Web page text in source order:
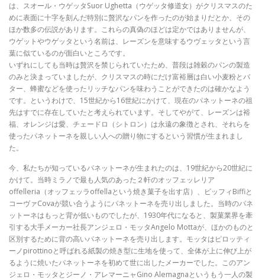
は、スオール・ウゲッタSuor Ughetta（ウゲッタ修道女）がクリスマスのた
めに表面に十字を刻んだ特別に贅沢なパンを作ったのが始まりだとか、その
ほか数多の伝説があります。これらの真偽のほどは定かではありませんが、
ウゲットやウゲッタという名前は、レーズンを意味するウヴェッタという言
葉に似ているのが面白いところです。
いずれにしても当時は贅沢を禁じられていたため、普段は雑穀のパンの製造
のみと決まっていましたが、クリスマスの時にだけ富裕層は白い小麦粉とバ
ター、蜂蜜などを使ったリッチなパンを味わうことができたのは確かなよう
です。というわけで、15世紀から16世紀にかけて、現在のパネットーネの祖
先はすでに存在していたと考えられています。そしてやがて、レーズンは裕
福、オレンジは愛、チェードロ（シトロン）は永遠の象徴とされ、それらを
使ったパネットーネを親しい人への贈り物にするという習慣が生まれまし
た。
今、私たちが知っているパネットーネが生まれたのは、19世紀から20世紀に
かけて。当時ミラノで最も人気のあった２軒のオッフェッレリア
offelleria（オッフェッラoffellaという焼き菓子を出す店）、ビッフィBiffiと
コーヴァCovaが競い合うようにパネットーネを売り出しました。当時のパネ
ットーネはもっと背が低いものでしたが、1930年代になると、製菓業界を牽
引する大手メーカー社長アンジェロ・モッタAngelo Mottaが、ほかのものと
区別するために背の高いパネットーネを売り出します。モッタはピロッティ
ーノpirottinoと呼ばれる紙製の焼き型に生地を使って、全体が上に伸び上が
るように焼いたパネットーネを初めて世に出したメーカーでした。このアン
ジェロ・モッタとジーノ・アレマーニャGino Alemagnaというもう一人の製